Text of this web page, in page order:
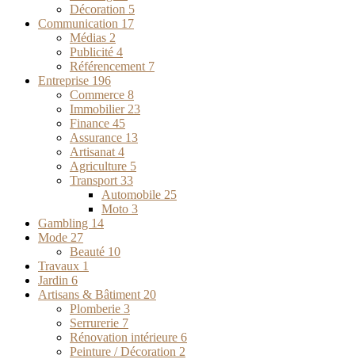
Décoration 5
Communication 17
Médias 2
Publicité 4
Référencement 7
Entreprise 196
Commerce 8
Immobilier 23
Finance 45
Assurance 13
Artisanat 4
Agriculture 5
Transport 33
Automobile 25
Moto 3
Gambling 14
Mode 27
Beauté 10
Travaux 1
Jardin 6
Artisans & Bâtiment 20
Plomberie 3
Serrurerie 7
Rénovation intérieure 6
Peinture / Décoration 2